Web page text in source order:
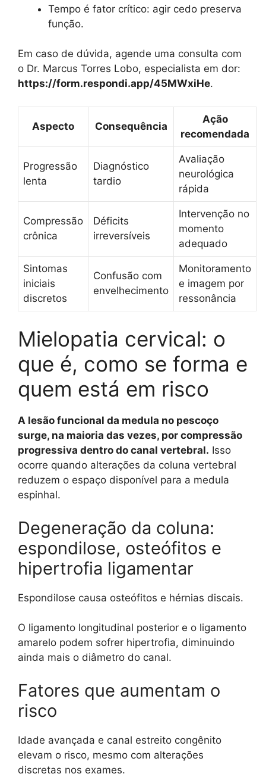
Tempo é fator crítico: agir cedo preserva
função.
Em caso de dúvida, agende uma consulta com
o Dr. Marcus Torres Lobo, especialista em dor:
https://form.respondi.app/45MWxiHe.
Aspecto Consequência
Ação
recomendada
Progressão
lenta
Diagnóstico
tardio
Avaliação
neurológica
rápida
Compressão
crônica
Déficits
irreversíveis
Intervenção no
momento
adequado
Sintomas
iniciais
discretos
Confusão com
envelhecimento
Monitoramento
e imagem por
ressonância
Mielopatia cervical: o
que é, como se forma e
quem está em risco
A lesão funcional da medula no pescoço
surge, na maioria das vezes, por compressão
progressiva dentro do canal vertebral. Isso
ocorre quando alterações da coluna vertebral
reduzem o espaço disponível para a medula
espinhal.
Degeneração da coluna:
espondilose, osteófitos e
hipertrofia ligamentar
Espondilose causa osteófitos e hérnias discais.
O ligamento longitudinal posterior e o ligamento
amarelo podem sofrer hipertrofia, diminuindo
ainda mais o diâmetro do canal.
Fatores que aumentam o
risco
Idade avançada e canal estreito congênito
elevam o risco, mesmo com alterações
discretas nos exames.